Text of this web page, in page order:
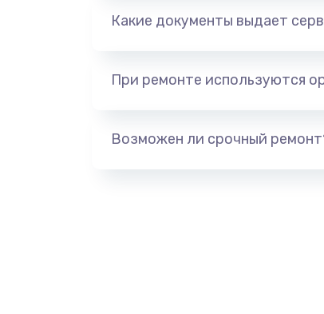
Какие документы выдает
При ремонте используются
Возможен ли срочный